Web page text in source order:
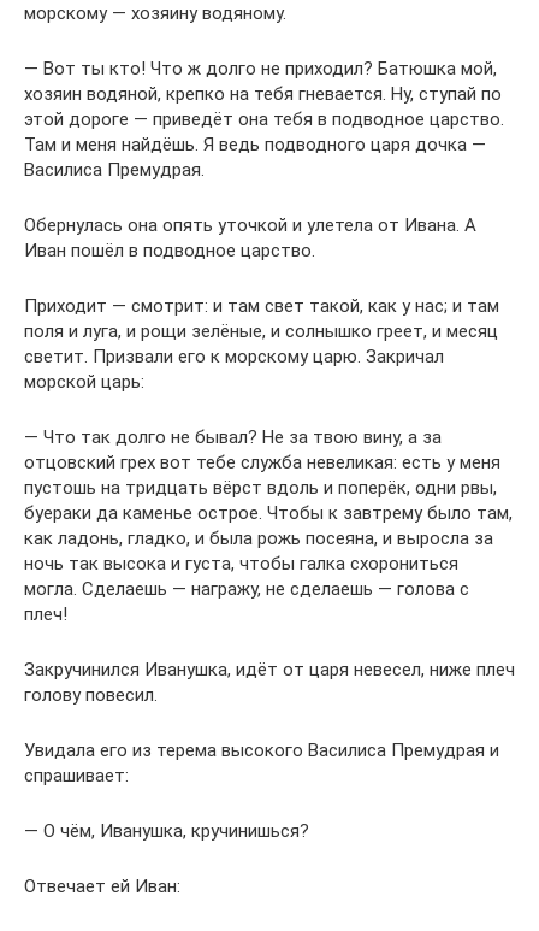
морскому — хозяину водяному.
— Вот ты кто! Что ж долго не приходил? Батюшка мой,
хозяин водяной, крепко на тебя гневается. Ну, ступай по
этой дороге — приведёт она тебя в подводное царство.
Там и меня найдёшь. Я ведь подводного царя дочка —
Василиса Премудрая.
Обернулась она опять уточкой и улетела от Ивана. А
Иван пошёл в подводное царство.
Приходит — смотрит: и там свет такой, как у нас; и там
поля и луга, и рощи зелёные, и солнышко греет, и месяц
светит. Призвали его к морскому царю. Закричал
морской царь:
— Что так долго не бывал? Не за твою вину, а за
отцовский грех вот тебе служба невеликая: есть у меня
пустошь на тридцать вёрст вдоль и поперёк, одни рвы,
буераки да каменье острое. Чтобы к завтрему было там,
как ладонь, гладко, и была рожь посеяна, и выросла за
ночь так высока и густа, чтобы галка схорониться
могла. Сделаешь — награжу, не сделаешь — голова с
плеч!
Закручинился Иванушка, идёт от царя невесел, ниже плеч
голову повесил.
Увидала его из терема высокого Василиса Премудрая и
спрашивает:
— О чём, Иванушка, кручинишься?
Отвечает ей Иван: